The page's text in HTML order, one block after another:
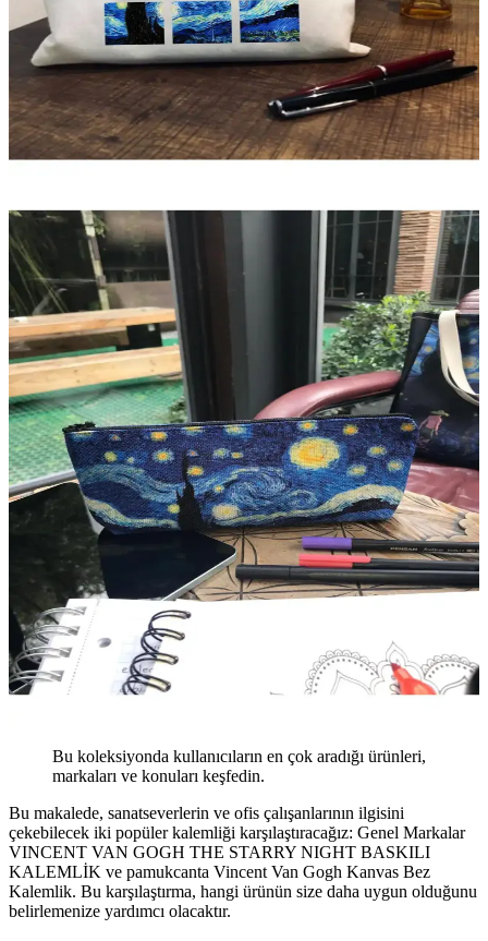
Bu koleksiyonda kullanıcıların en çok aradığı ürünleri,
markaları ve konuları keşfedin.
Bu makalede, sanatseverlerin ve ofis çalışanlarının ilgisini
çekebilecek iki popüler kalemliği karşılaştıracağız: Genel Markalar
VINCENT VAN GOGH THE STARRY NIGHT BASKILI
KALEMLİK ve pamukcanta Vincent Van Gogh Kanvas Bez
Kalemlik. Bu karşılaştırma, hangi ürünün size daha uygun olduğunu
belirlemenize yardımcı olacaktır.